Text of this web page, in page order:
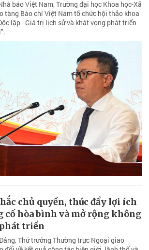
báo Việt Nam, Trường đại học Khoa học-Xã
tàng Báo chí Việt Nam tổ chức hội thảo khoa
lập - Giá trị lịch sử và khát vọng phát triển
chủ quyền, thúc đẩy lợi ích
cố hòa bình và mở rộng không
triển
Thứ trưởng Thường trực Ngoại giao